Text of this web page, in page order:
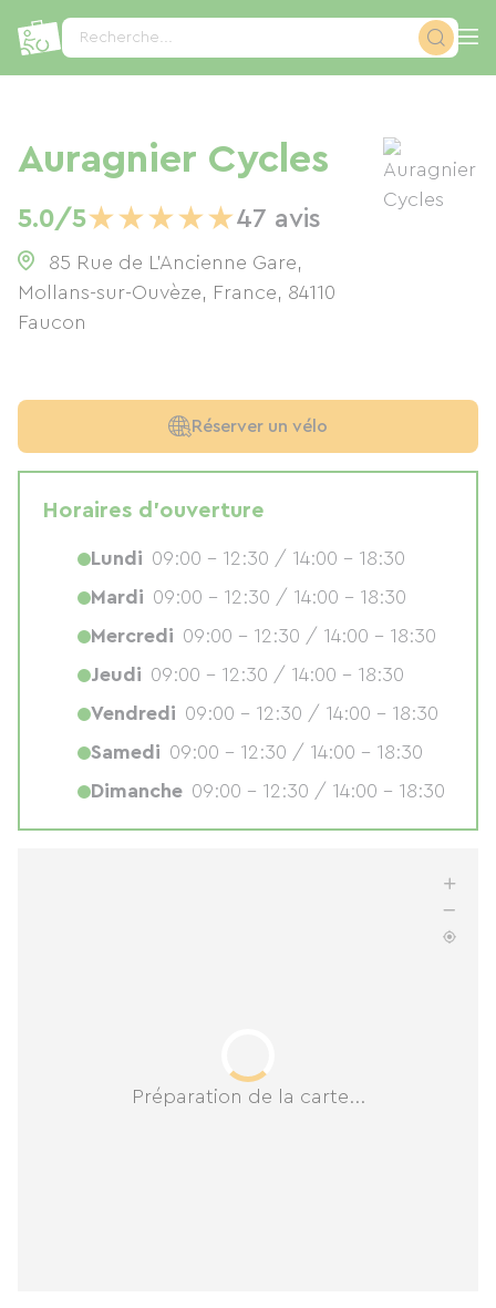
Recherche...
Auragnier Cycles
5.0/5★★★★★47 avis
85 Rue de L’Ancienne Gare,
Mollans-sur-Ouvèze, France, 84110
Faucon
Préparation de la carte...
Réserver un vélo
Horaires d'ouverture
Lundi 09:00 - 12:30 / 14:00 - 18:30
Mardi 09:00 - 12:30 / 14:00 - 18:30
Mercredi 09:00 - 12:30 / 14:00 - 18:30
Jeudi 09:00 - 12:30 / 14:00 - 18:30
Vendredi 09:00 - 12:30 / 14:00 - 18:30
Samedi 09:00 - 12:30 / 14:00 - 18:30
Dimanche 09:00 - 12:30 / 14:00 - 18:30
Panneau de gestion des cookies